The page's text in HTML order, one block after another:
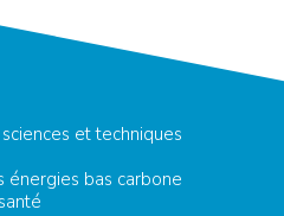
et techniques
énergies bas carbone